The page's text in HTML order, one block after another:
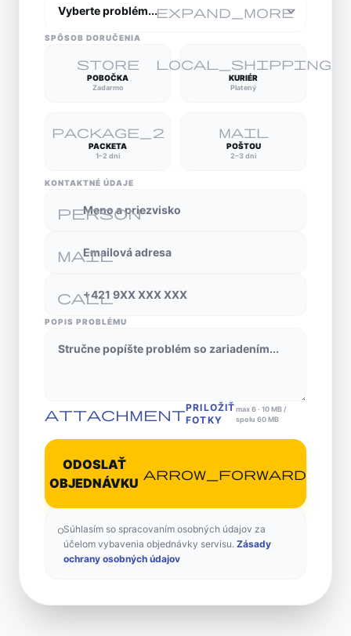
expand_more
SPÔSOB DORUČENIA
store
POBOČKA
Zadarmo
local_shipping
KURIÉR
Platený
package_2
PACKETA
1–2 dni
mail
POŠTOU
2–3 dni
KONTAKTNÉ ÚDAJE
person
mail
call
POPIS PROBLÉMU
attachmentPRILOŽIŤ
FOTKY
max 6 · 10 MB /
spolu 60 MB
ODOSLAŤ
OBJEDNÁVKU
arrow_forward
Súhlasím so spracovaním osobných údajov za
účelom vybavenia objednávky servisu. Zásady
ochrany osobných údajov